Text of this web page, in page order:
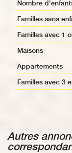
Nombre
Familles sans
Familles avec 1
Maisons
Appartements
Familles avec 3
autres annonces immobilières